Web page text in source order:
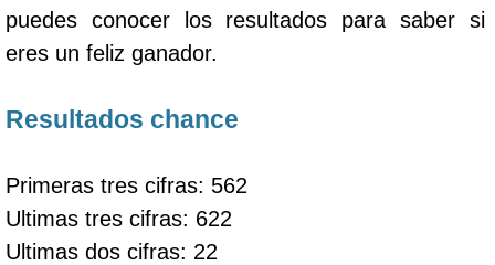
puedes conocer los resultados para saber si
eres un feliz ganador.
Resultados chance
Primeras tres cifras: 562
Ultimas tres cifras: 622
Ultimas dos cifras: 22